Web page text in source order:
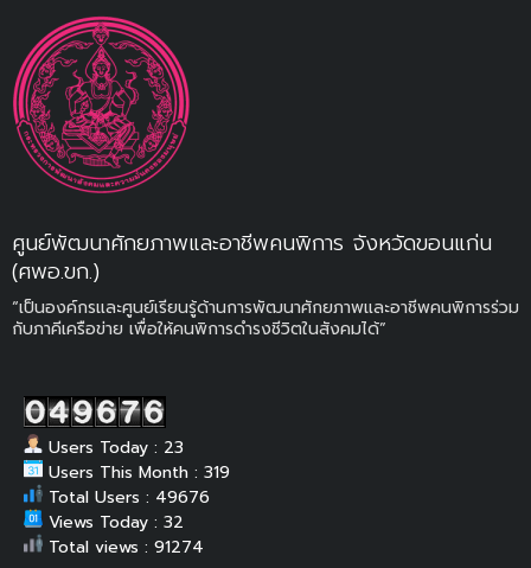
ศูนย์พัฒนาศักยภาพและอาชีพคนพิการ จังหวัดขอนแก่น
(ศพอ.ขก.)
“เป็นองค์กรและศูนย์เรียนรู้ด้านการพัฒนาศักยภาพและอาชีพคนพิการร่วม
กับภาคีเครือข่าย เพื่อให้คนพิการดำรงชีวิตในสังคมได้”
Users Today : 23
Users This Month : 319
Total Users : 49676
Views Today : 32
Total views : 91274